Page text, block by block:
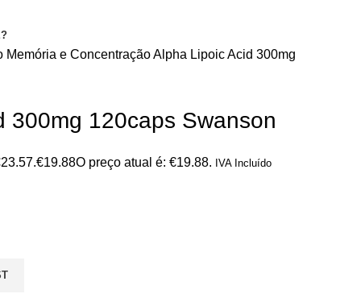
Memória e ConcentraçãoAlpha Lipoic Acid 300mg
300mg 120caps Swanson
€19.88O preço atual é: €19.88. IVA Incluído